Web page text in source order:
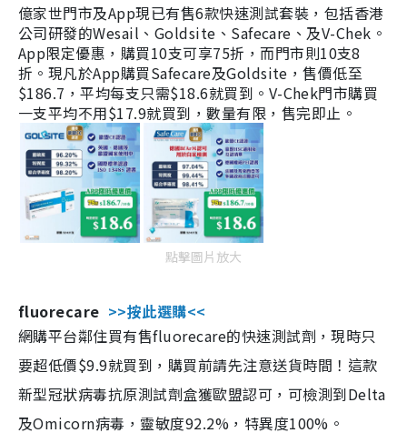
億家世門市及App現已有售6款快速測試套裝，包括香港
公司研發的Wesail、Goldsite、Safecare、及V-Chek。
App限定優惠，購買10支可享75折，而門市則10支8
折。現凡於App購買Safecare及Goldsite，售價低至
$186.7，平均每支只需$18.6就買到。V-Chek門市購買
一支平均不用$17.9就買到，數量有限，售完即止。
點擊圖片放大
fluorecare >>按此選購<<
網購平台鄰住買有售fluorecare的快速測試劑，現時只
要超低價$9.9就買到，購買前請先注意送貨時間！這款
新型冠狀病毒抗原測試劑盒獲歐盟認可，可檢測到Delta
及Omicorn病毒，靈敏度92.2%，特異度100%。